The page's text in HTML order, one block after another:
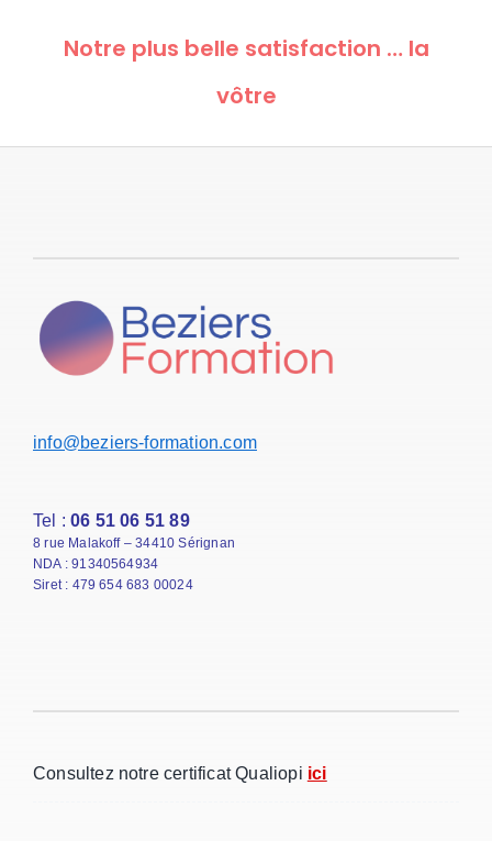
Notre plus belle satisfaction … la
vôtre
info@beziers-formation.com
Tel :06 51 06 51 89
8 rue Malakoff – 34410 Sérignan
NDA : 91340564934
Siret : 479 654 683 00024
Consultez notre certificat Qualiopi ici